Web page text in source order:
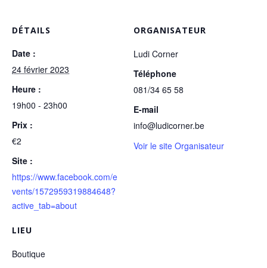
DÉTAILS
Date :
24 février 2023
Heure :
19h00 - 23h00
Prix :
€2
Site :
https://www.facebook.com/e
vents/1572959319884648?
active_tab=about
LIEU
Boutique
ORGANISATEUR
Ludi Corner
Téléphone
081/34 65 58
E-mail
info@ludicorner.be
Voir le site Organisateur